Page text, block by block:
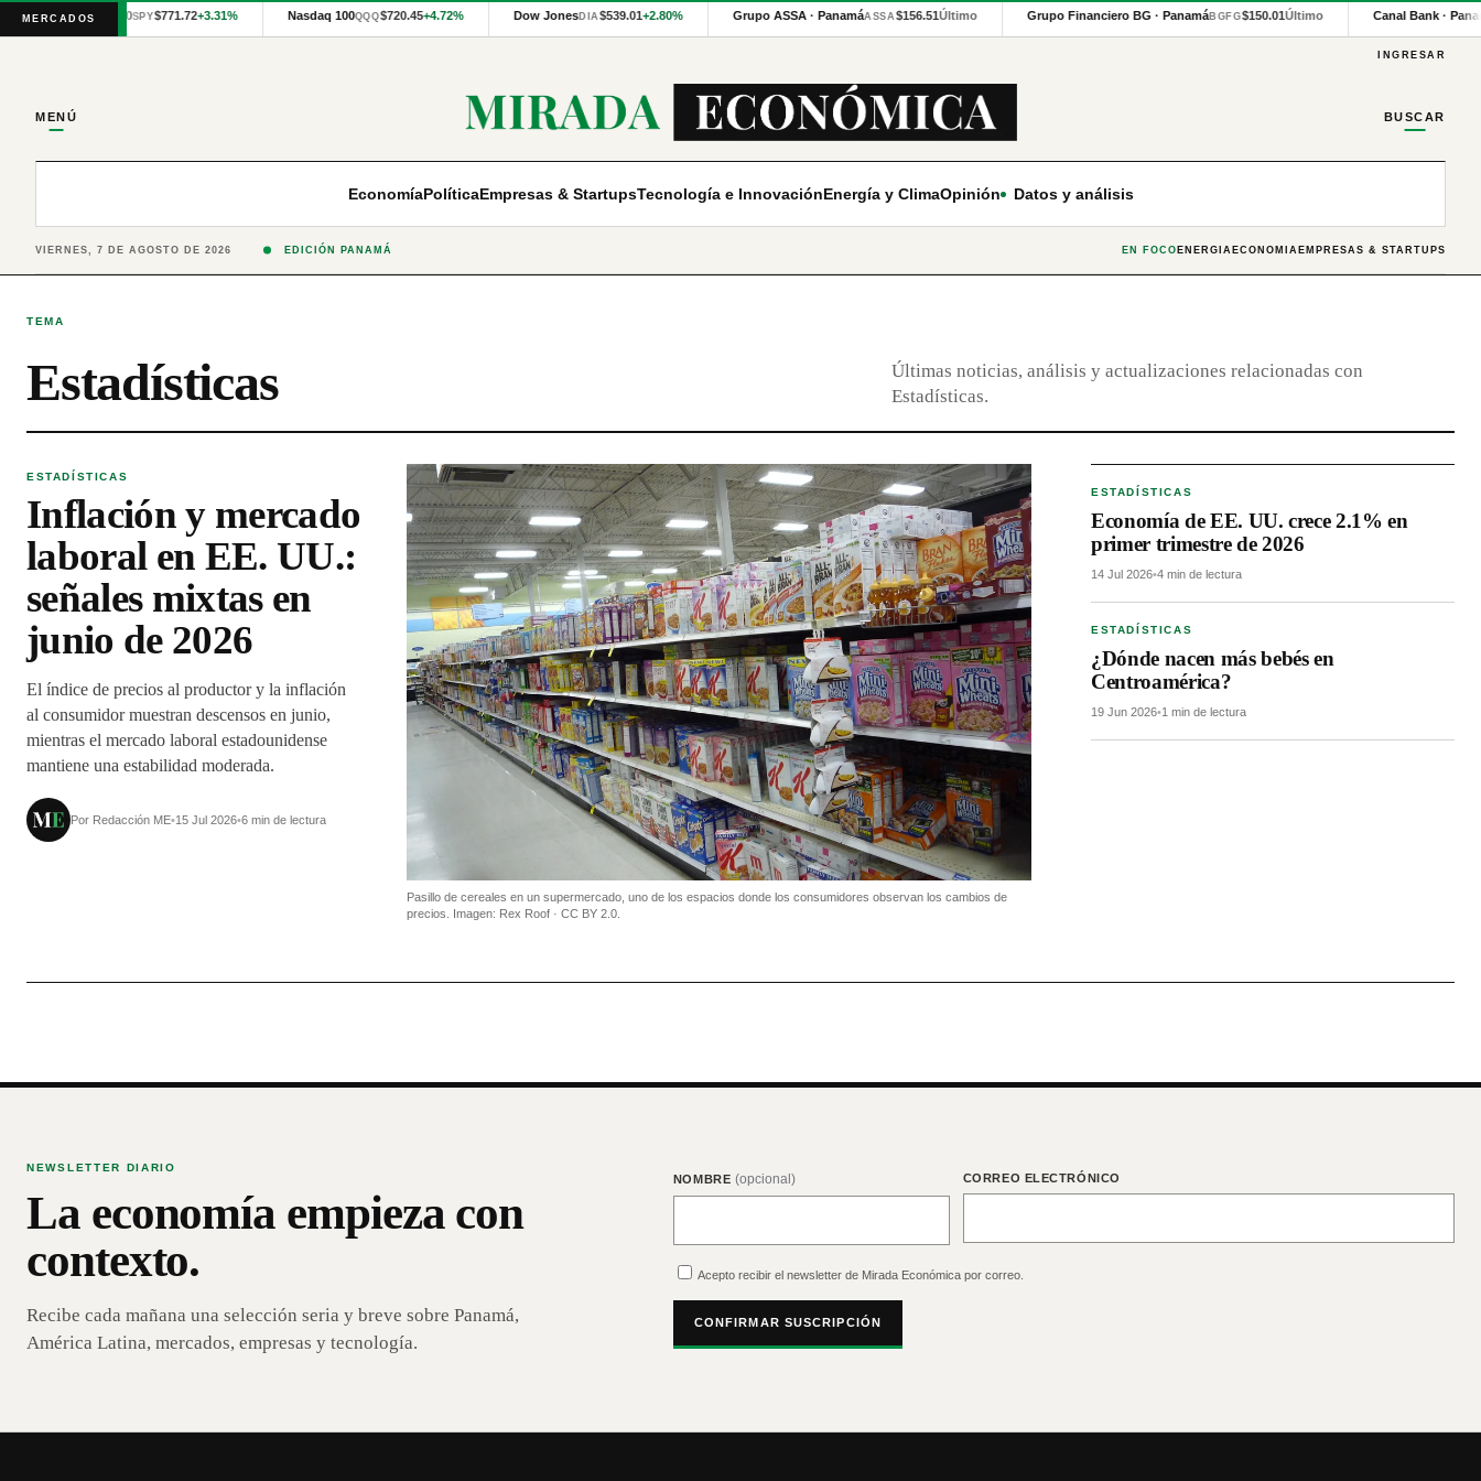
MERCADOSS&P 500 SPY$771.72+3.31% Nasdaq 100QQQ$720.45+4.72% Dow JonesDIA$539.01+2.80% Grupo ASSA · PanamáASSA$156.51Último Grupo Financiero BG · PanamáBGFG$150.01Último Canal Bank ·
Cotizaciones
Modeling
Latinex
INGRESAR
MENÚ BUSCAR
EconomíaPolíticaEmpresas & StartupsTecnología e InnovaciónEnergía y ClimaOpinión Datos y análisis
VIERNES, 7 DE AGOSTO DE 2026 EDICIÓN PANAMÁ EN FOCO ENERGÍA ECONOMÍA EMPRESAS & STARTUPS
TEMA
Estadísticas
Últimas noticias, análisis y actualizaciones relacionadas con
Estadísticas.
ESTADÍSTICAS
Inflación y mercado
laboral en EE. UU.:
señales mixtas en
junio de 2026
El índice de precios al productor y la inflación
al consumidor muestran descensos en junio,
mientras el mercado laboral estadounidense
mantiene una estabilidad moderada.
Por Redacción ME•15 Jul 2026•6 min de lectura
Pasillo de cereales en un supermercado, uno de los espacios donde los consumidores observan los cambios de
precios. Imagen: Rex Roof · CC BY 2.0.
ESTADÍSTICAS
Economía de EE. UU. crece 2.1% en
primer trimestre de 2026
14 Jul 2026•4 min de lectura
ESTADÍSTICAS
¿Dónde nacen más bebés en
Centroamérica?
19 Jun 2026•1 min de lectura
NEWSLETTER DIARIO
La economía empieza con
contexto.
Recibe cada mañana una selección seria y breve sobre Panamá,
América Latina, mercados, empresas y tecnología.
NOMBRE (opcional) CORREO ELECTRÓNICO
Acepto recibir el newsletter de Mirada Económica por correo.
CONFIRMAR SUSCRIPCIÓN